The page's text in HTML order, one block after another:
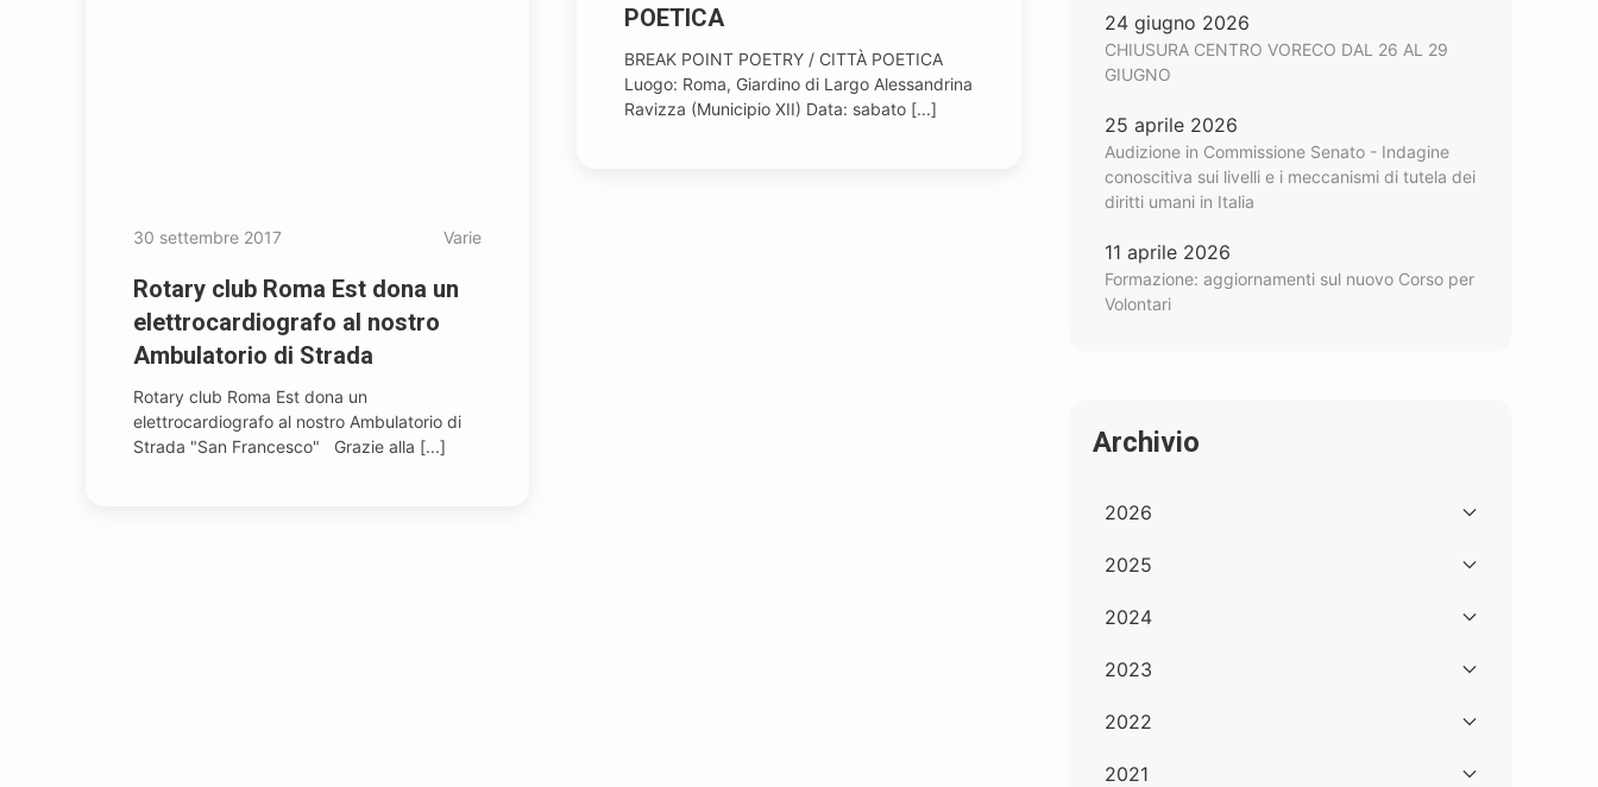
30 settembre 2017 Varie
Rotary club Roma Est dona un
elettrocardiografo al nostro
Ambulatorio di Strada
Rotary club Roma Est dona un
elettrocardiografo al nostro Ambulatorio di
Strada "San Francesco" Grazie alla [...]
POETICA
BREAK POINT POETRY / CITTÀ POETICA
Luogo: Roma, Giardino di Largo Alessandrina
Ravizza (Municipio XII) Data: sabato [...]
24 giugno 2026
CHIUSURA CENTRO VORECO DAL 26 AL 29
GIUGNO
25 aprile 2026
Audizione in Commissione Senato - Indagine
conoscitiva sui livelli e i meccanismi di tutela dei
diritti umani in Italia
11 aprile 2026
Formazione: aggiornamenti sul nuovo Corso per
Volontari
Archivio
2026
2025
2024
2023
2022
2021